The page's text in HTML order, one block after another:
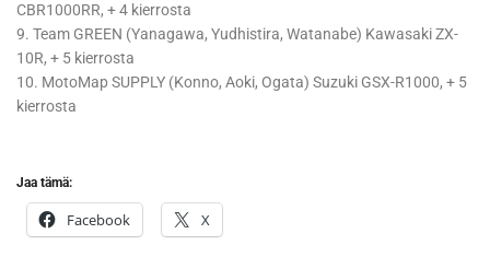
CBR1000RR, + 4 kierrosta
9. Team GREEN (Yanagawa, Yudhistira, Watanabe) Kawasaki ZX-
10R, + 5 kierrosta
10. MotoMap SUPPLY (Konno, Aoki, Ogata) Suzuki GSX-R1000, + 5
kierrosta
Jaa tämä:
Facebook X